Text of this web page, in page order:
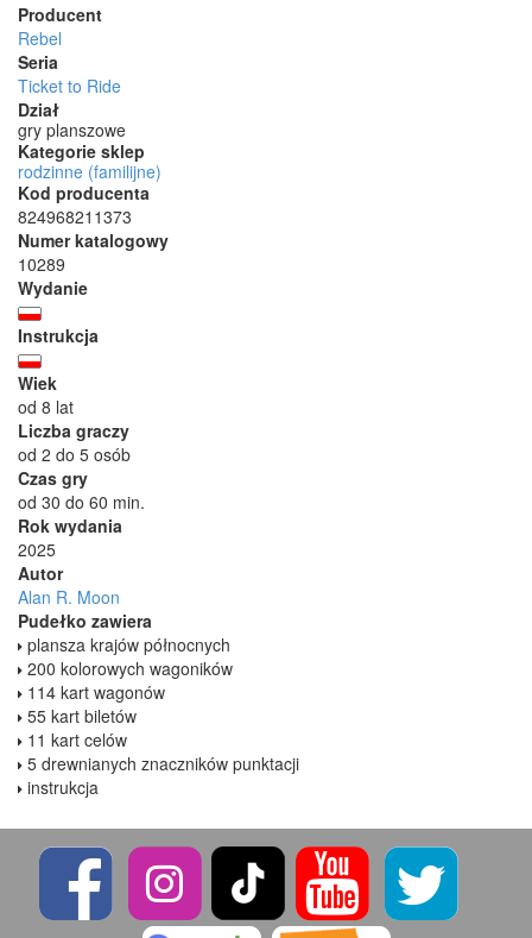
Producent
Rebel
Seria
Ticket to Ride
Dział
gry planszowe
Kategorie sklep
rodzinne (familijne)
Kod producenta
824968211373
Numer katalogowy
10289
Wydanie
Instrukcja
Wiek
od 8 lat
Liczba graczy
od 2 do 5 osób
Czas gry
od 30 do 60 min.
Rok wydania
2025
Autor
Alan R. Moon
Pudełko zawiera
plansza krajów północnych
200 kolorowych wagoników
114 kart wagonów
55 kart biletów
11 kart celów
5 drewnianych znaczników punktacji
instrukcja